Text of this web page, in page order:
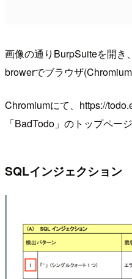
画像の通りBurpSuiteを開き
browerでブラウザ
Chromiumにて、https://
「BadTodo」のトップペー
SQLインジェクション